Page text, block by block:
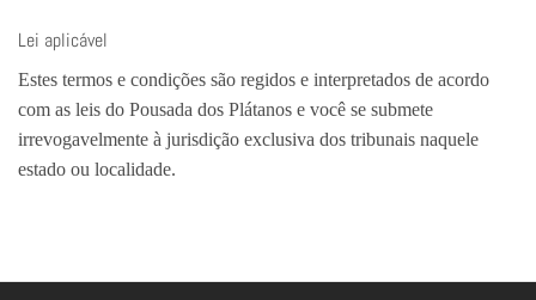
Lei aplicável
Estes termos e condições são regidos e interpretados de acordo
com as leis do Pousada dos Plátanos e você se submete
irrevogavelmente à jurisdição exclusiva dos tribunais naquele
estado ou localidade.